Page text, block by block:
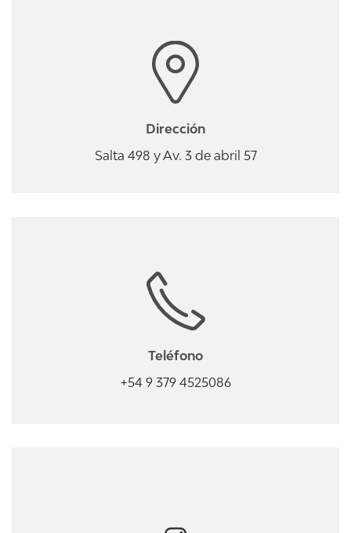
Dirección
Salta 498 y Av. 3 de abril 57
Teléfono
+54 9 379 4525086